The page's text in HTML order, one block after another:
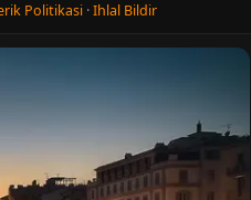
Politikasi ·Ihlal Bildir